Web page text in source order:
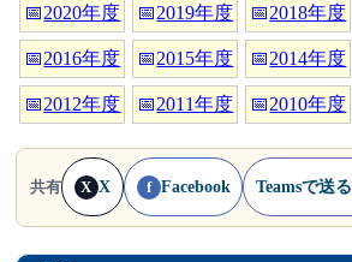
📅2020年度 📅2019年度 📅2018年度
📅2016年度 📅2015年度 📅2014年度
📅2012年度 📅2011年度 📅2010年度
共有 X X f Facebook Teamsで送る